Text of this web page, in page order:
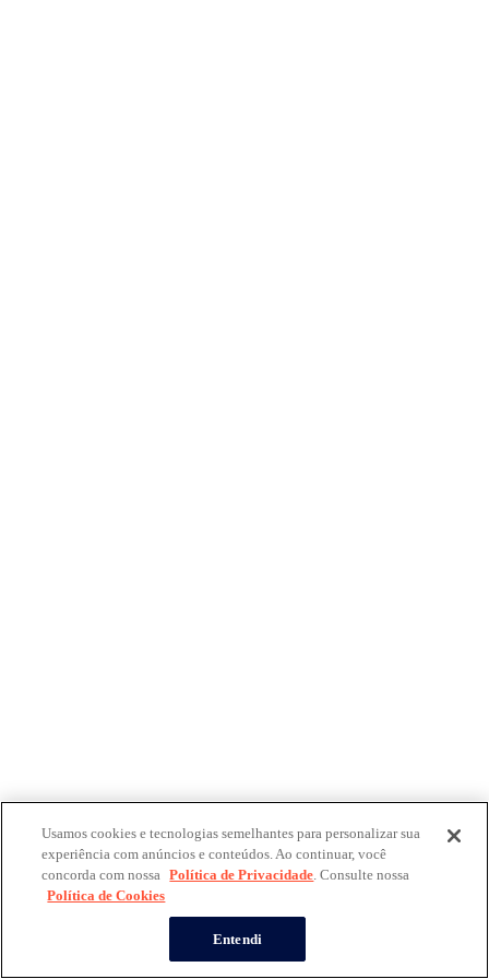
Usamos cookies e tecnologias semelhantes para personalizar sua
experiência com anúncios e conteúdos. Ao continuar, você
concorda com nossa Política de Privacidade. Consulte nossa
Política de Cookies
Entendi